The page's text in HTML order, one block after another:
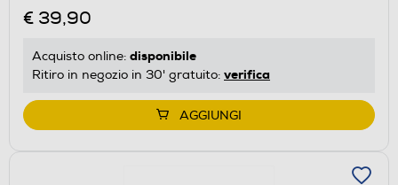
€ 39,90
Acquisto online: disponibile
Ritiro in negozio in 30' gratuito: verifica
AGGIUNGI